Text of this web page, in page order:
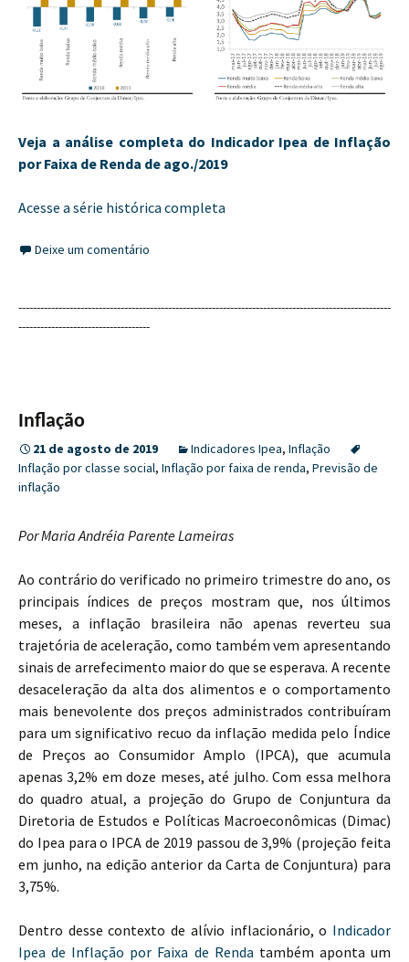
Veja a análise completa do Indicador Ipea de Inflação
por Faixa de Renda de ago./2019
Acesse a série histórica completa
Deixe um comentário
------------------------------------------------------------------------------------------------------
------------------------------------
Inflação
21 de agosto de 2019 Indicadores Ipea, Inflação
Inflação por classe social, Inflação por faixa de renda, Previsão de
inflação
Por Maria Andréia Parente Lameiras
Ao contrário do verificado no primeiro trimestre do ano, os
principais índices de preços mostram que, nos últimos
meses, a inflação brasileira não apenas reverteu sua
trajetória de aceleração, como também vem apresentando
sinais de arrefecimento maior do que se esperava. A recente
desaceleração da alta dos alimentos e o comportamento
mais benevolente dos preços administrados contribuíram
para um significativo recuo da inflação medida pelo Índice
de Preços ao Consumidor Amplo (IPCA), que acumula
apenas 3,2% em doze meses, até julho. Com essa melhora
do quadro atual, a projeção do Grupo de Conjuntura da
Diretoria de Estudos e Políticas Macroeconômicas (Dimac)
do Ipea para o IPCA de 2019 passou de 3,9% (projeção feita
em junho, na edição anterior da Carta de Conjuntura) para
3,75%.
Dentro desse contexto de alívio inflacionário, o Indicador
Ipea de Inflação por Faixa de Renda também aponta um